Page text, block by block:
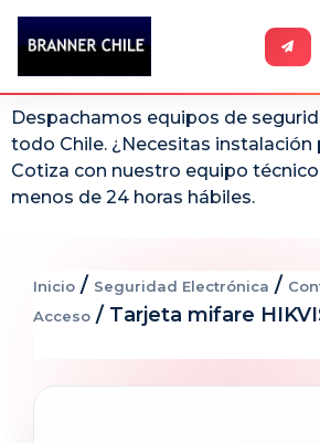
Despachamos equipos de
todo Chile. ¿Necesitas instalación
Cotiza con nuestro equipo
menos de 24 horas hábiles.
Inicio / Seguridad Electrónica /
Acceso / Tarjeta mifare